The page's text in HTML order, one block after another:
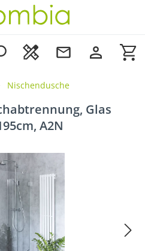
Nischendusche
Glas
A2N